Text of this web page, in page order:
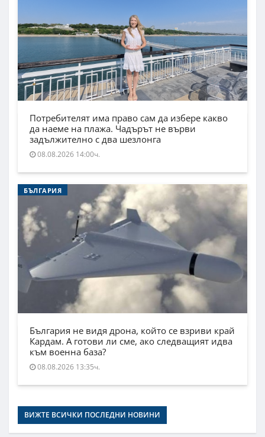
Потребителят има право сам да избере какво
да наеме на плажа. Чадърът не върви
задължително с два шезлонга
08.08.2026 14:00ч.
БЪЛГАРИЯ
България не видя дрона, който се взриви край
Кардам. А готови ли сме, ако следващият идва
към военна база?
08.08.2026 13:35ч.
ВИЖТЕ ВСИЧКИ ПОСЛЕДНИ НОВИНИ